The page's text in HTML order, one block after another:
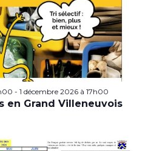
- 1 décembre 2026 à 17h00
en Grand Villeneuvois